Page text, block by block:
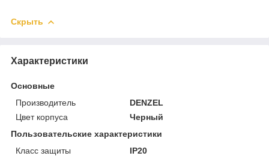
Скрыть
Характеристики
Основные
Производитель
DENZEL
Цвет корпуса
Черный
Пользовательские характеристики
Класс защиты
IP20